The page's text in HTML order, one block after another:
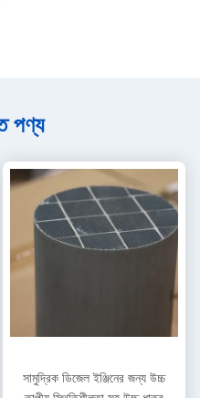
পণ্য
সামুদ্রিক ডিজেল ইঞ্জিনের জন্য উচ্চ